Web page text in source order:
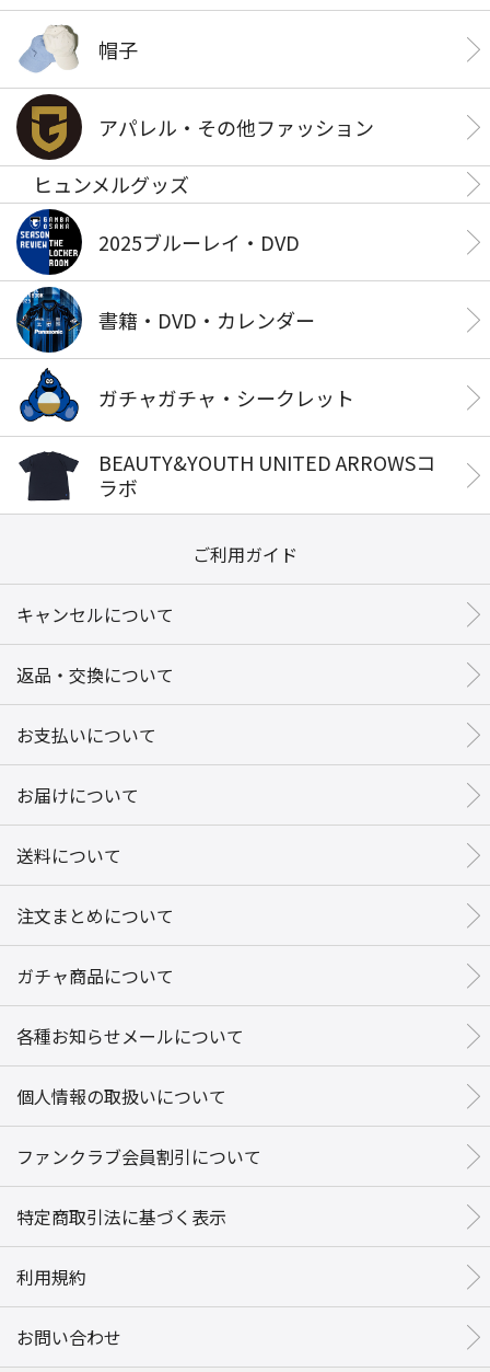
帽子
アパレル・その他ファッション
ヒュンメルグッズ
2025ブルーレイ・DVD
書籍・DVD・カレンダー
ガチャガチャ・シークレット
BEAUTY&YOUTH UNITED ARROWSコ
ラボ
ご利用ガイド
キャンセルについて
返品・交換について
お支払いについて
お届けについて
送料について
注文まとめについて
ガチャ商品について
各種お知らせメールについて
個人情報の取扱いについて
ファンクラブ会員割引について
特定商取引法に基づく表示
利用規約
お問い合わせ